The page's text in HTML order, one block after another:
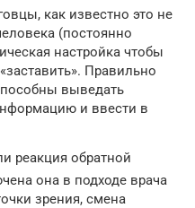
как известно это не
(постоянно
настройка чтобы
Правильно
выведать
и ввести в
реакция обратной
она в подходе врача
зрения, смена